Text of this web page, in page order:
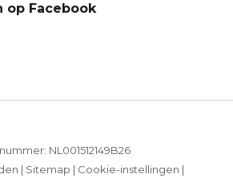
op Facebook
NL001512149B26
| Sitemap | Cookie-instellingen |